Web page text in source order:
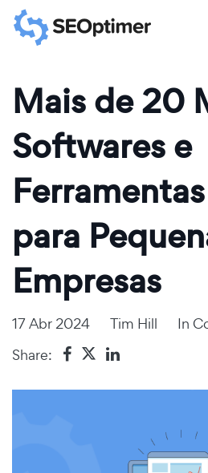
Mais de 20
Softwares e
para
Empresas
17 Abr 2024 Tim Hill In
Share: